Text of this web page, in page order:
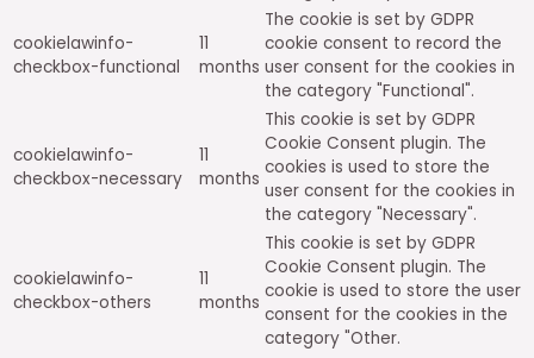
cookielawinfo-
checkbox-functional
11
months
The cookie is set by GDPR
cookie consent to record the
user consent for the cookies in
the category "Functional".
cookielawinfo-
checkbox-necessary
11
months
This cookie is set by GDPR
Cookie Consent plugin. The
cookies is used to store the
user consent for the cookies in
the category "Necessary".
cookielawinfo-
checkbox-others
11
months
This cookie is set by GDPR
Cookie Consent plugin. The
cookie is used to store the user
consent for the cookies in the
category "Other.